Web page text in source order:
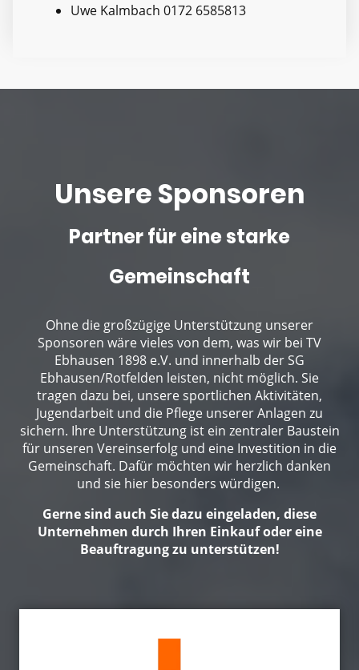
Uwe Kalmbach 0172 6585813
Unsere Sponsoren
Partner für eine starke
Gemeinschaft
Ohne die großzügige Unterstützung unserer
Sponsoren wäre vieles von dem, was wir bei TV
Ebhausen 1898 e.V. und innerhalb der SG
Ebhausen/Rotfelden leisten, nicht möglich. Sie
tragen dazu bei, unsere sportlichen Aktivitäten,
Jugendarbeit und die Pflege unserer Anlagen zu
sichern. Ihre Unterstützung ist ein zentraler Baustein
für unseren Vereinserfolg und eine Investition in die
Gemeinschaft. Dafür möchten wir herzlich danken
und sie hier besonders würdigen.
Gerne sind auch Sie dazu eingeladen, diese
Unternehmen durch Ihren Einkauf oder eine
Beauftragung zu unterstützen!